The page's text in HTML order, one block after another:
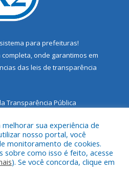
sistema para prefeituras!
completa, onde garantimos em
das leis de transparência
Transparência Pública
a Prefeitura Municipal de Santarém
Novo.
sua experiência de
nosso portal, você
monitoramento de cookies.
sobre como isso é feito, acesse
). Se você concorda, clique em